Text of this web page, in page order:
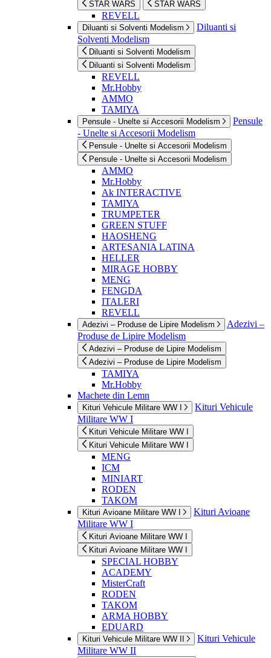
STAR WARS STAR WARS
REVELL
Diluanti si Solventi Modelism
Diluanti si
Solventi Modelism
Diluanti si Solventi Modelism
Diluanti si Solventi Modelism
REVELL
Mr.Hobby
AMMO
TAMIYA
Pensule - Unelte si Accesorii Modelism
Pensule
- Unelte si Accesorii Modelism
Pensule - Unelte si Accesorii Modelism
Pensule - Unelte si Accesorii Modelism
AMMO
Mr.Hobby
Ak INTERACTIVE
TAMIYA
TRUMPETER
GREEN STUFF
HAOSHENG
ARTESANIA LATINA
HELLER
MIRAGE HOBBY
MENG
FENGDA
ITALERI
REVELL
Adezivi – Produse de Lipire Modelism
Adezivi –
Produse de Lipire Modelism
Adezivi – Produse de Lipire Modelism
Adezivi – Produse de Lipire Modelism
TAMIYA
Mr.Hobby
Machete din Lemn
Kituri Vehicule Militare WW I
Kituri Vehicule
Militare WW I
Kituri Vehicule Militare WW I
Kituri Vehicule Militare WW I
MENG
ICM
MINIART
RODEN
TAKOM
Kituri Avioane Militare WW I
Kituri Avioane
Militare WW I
Kituri Avioane Militare WW I
Kituri Avioane Militare WW I
SPECIAL HOBBY
ACADEMY
MisterCraft
RODEN
TAKOM
ARMA HOBBY
EDUARD
Kituri Vehicule Militare WW II
Kituri Vehicule
Militare WW II